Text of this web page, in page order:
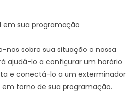
em sua programação
nos sobre sua situação e nossa
ajudá-lo a configurar um horário
e conectá-lo a um exterminador
torno de sua programação.